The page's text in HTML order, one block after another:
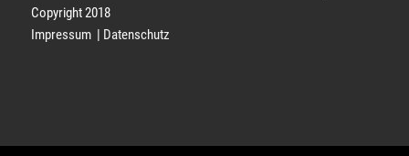
Copyright2018
Impressum | Datenschutz